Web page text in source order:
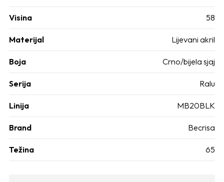
Visina 58
Materijal Lijevani akril
Boja Crno/bijela sjaj
Serija Ralu
Linija MB20BLK
Brand Becrisa
Težina 65